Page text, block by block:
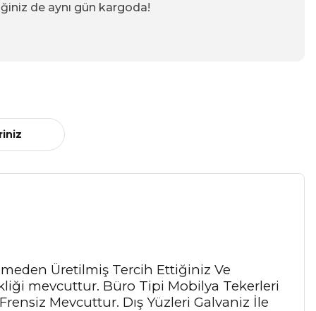
de aynı gün kargoda!
Üretilmiş Tercih Ettiğiniz Ve
mevcuttur. Büro Tipi Mobilya Tekerleri
Mevcuttur. Dış Yüzleri Galvaniz İle